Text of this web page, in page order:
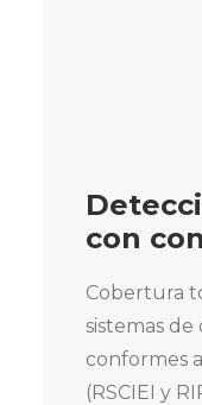
con
Cobertura
sistemas
conformes
(RSCIEI y